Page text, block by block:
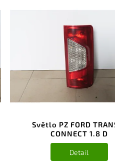
Světlo PZ FORD
CONNECT 1.8 D
Detail